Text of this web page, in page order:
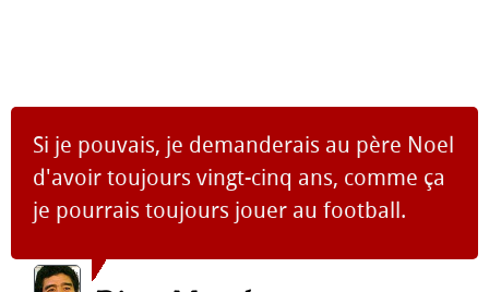
Si je pouvais, je demanderais au père Noel
d'avoir toujours vingt-cinq ans, comme ça
je pourrais toujours jouer au football.